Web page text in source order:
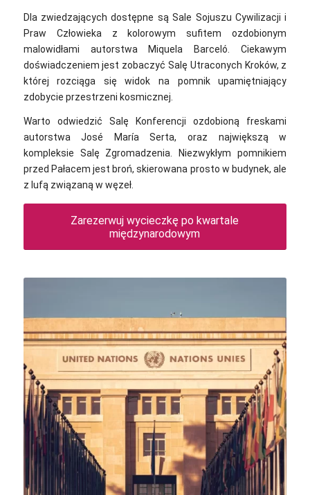
Dla zwiedzających dostępne są Sale Sojuszu Cywilizacji i
Praw Człowieka z kolorowym sufitem ozdobionym
malowidłami autorstwa Miquela Barceló. Ciekawym
doświadczeniem jest zobaczyć Salę Utraconych Kroków, z
której rozciąga się widok na pomnik upamiętniający
zdobycie przestrzeni kosmicznej.
Warto odwiedzić Salę Konferencji ozdobioną freskami
autorstwa José María Serta, oraz największą w
kompleksie Salę Zgromadzenia. Niezwykłym pomnikiem
przed Pałacem jest broń, skierowana prosto w budynek, ale
z lufą związaną w węzeł.
Zarezerwuj wycieczkę po kwartale
międzynarodowym